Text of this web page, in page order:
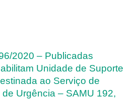
2020 – Publicadas
Unidade de Suporte
ao Serviço de
Urgência – SAMU 192,